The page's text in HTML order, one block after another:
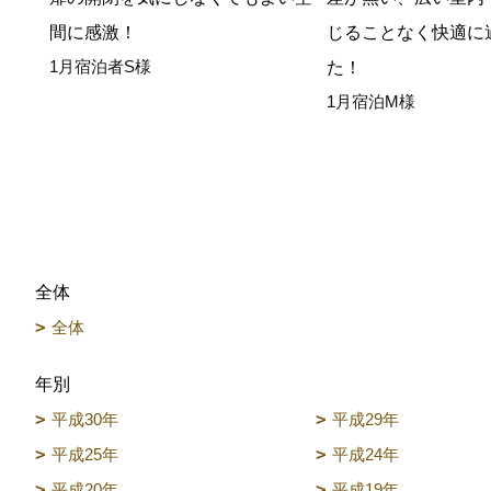
間に感激！
1月宿泊者S様
じることなく快適に
た！
1月宿泊M様
全体
全体
年別
平成30年
平成29年
平成25年
平成24年